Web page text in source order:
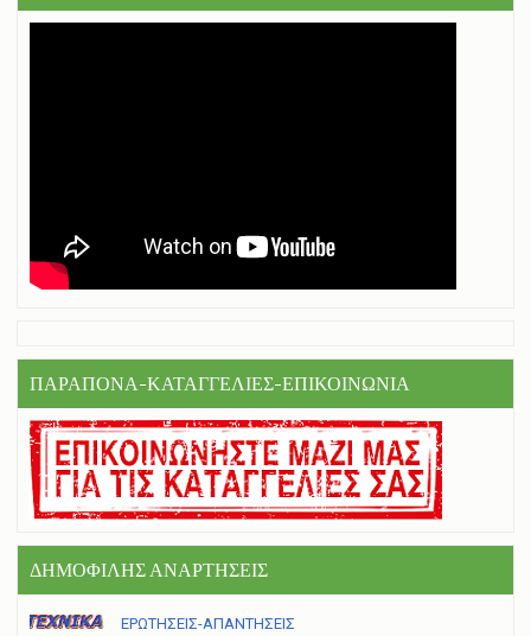
ΠΑΡΑΠΟΝΑ-ΚΑΤΑΓΓΕΛΙΕΣ-ΕΠΙΚΟΙΝΩΝΙΑ
ΔΗΜΟΦΙΛΗΣ ΑΝΑΡΤΗΣΕΙΣ
ΕΡΩΤΗΣΕΙΣ-ΑΠΑΝΤΗΣΕΙΣ